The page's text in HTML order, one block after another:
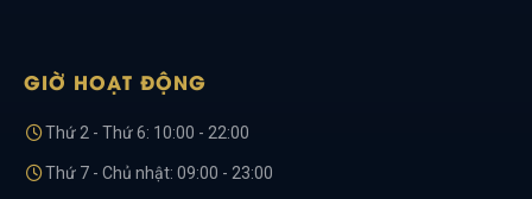
GIỜ HOẠT ĐỘNG
Thứ 2 - Thứ 6: 10:00 - 22:00
Thứ 7 - Chủ nhật: 09:00 - 23:00